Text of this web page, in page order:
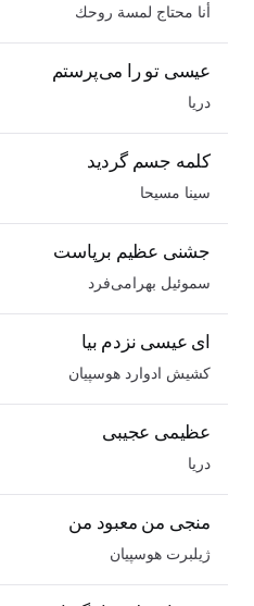
أنا محتاج لمسة روحك
عیسی تو را می‌پرستم
دریا
کلمه جسم گردید
سینا مسیحا
جشنی عظیم برپاست
سموئیل بهرامی‌فرد
ای عیسی نزدم بیا
کشیش ادوارد هوسپیان
عظیمی عجیبی
دریا
منجی من معبود من
ژیلبرت هوسپیان